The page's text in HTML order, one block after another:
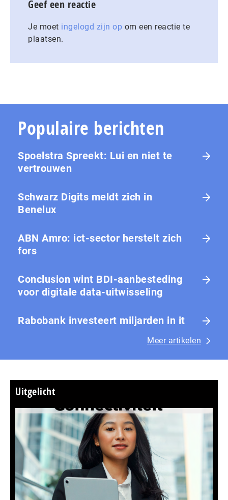
Geef een reactie
Je moet ingelogd zijn op om een reactie te
plaatsen.
Populaire berichten
Spoelstra Spreekt: Lui en niet te
vertrouwen
Schwarz Digits meldt zich in
Benelux
ABN Amro: ict-sector herstelt zich
fors
Conclusion wint BDI-aanbesteding
voor digitale data-uitwisseling
Rabobank investeert miljarden in it
Meer artikelen
Uitgelicht